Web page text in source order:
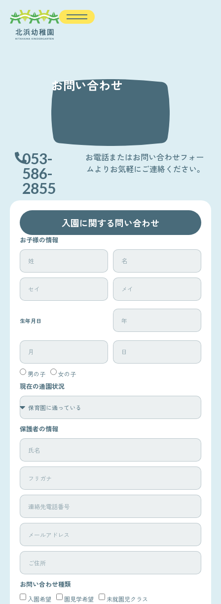
お問い合わせ
053-
586-
2855
お電話またはお問い合わせフォー
ムよりお気軽にご連絡ください。
入園に関する問い合わせ
お子様の情報
生年月日
男の子 女の子
現在の通園状況
保護者の情報
お問い合わせ種類
入園希望 園見学希望 未就園児クラス